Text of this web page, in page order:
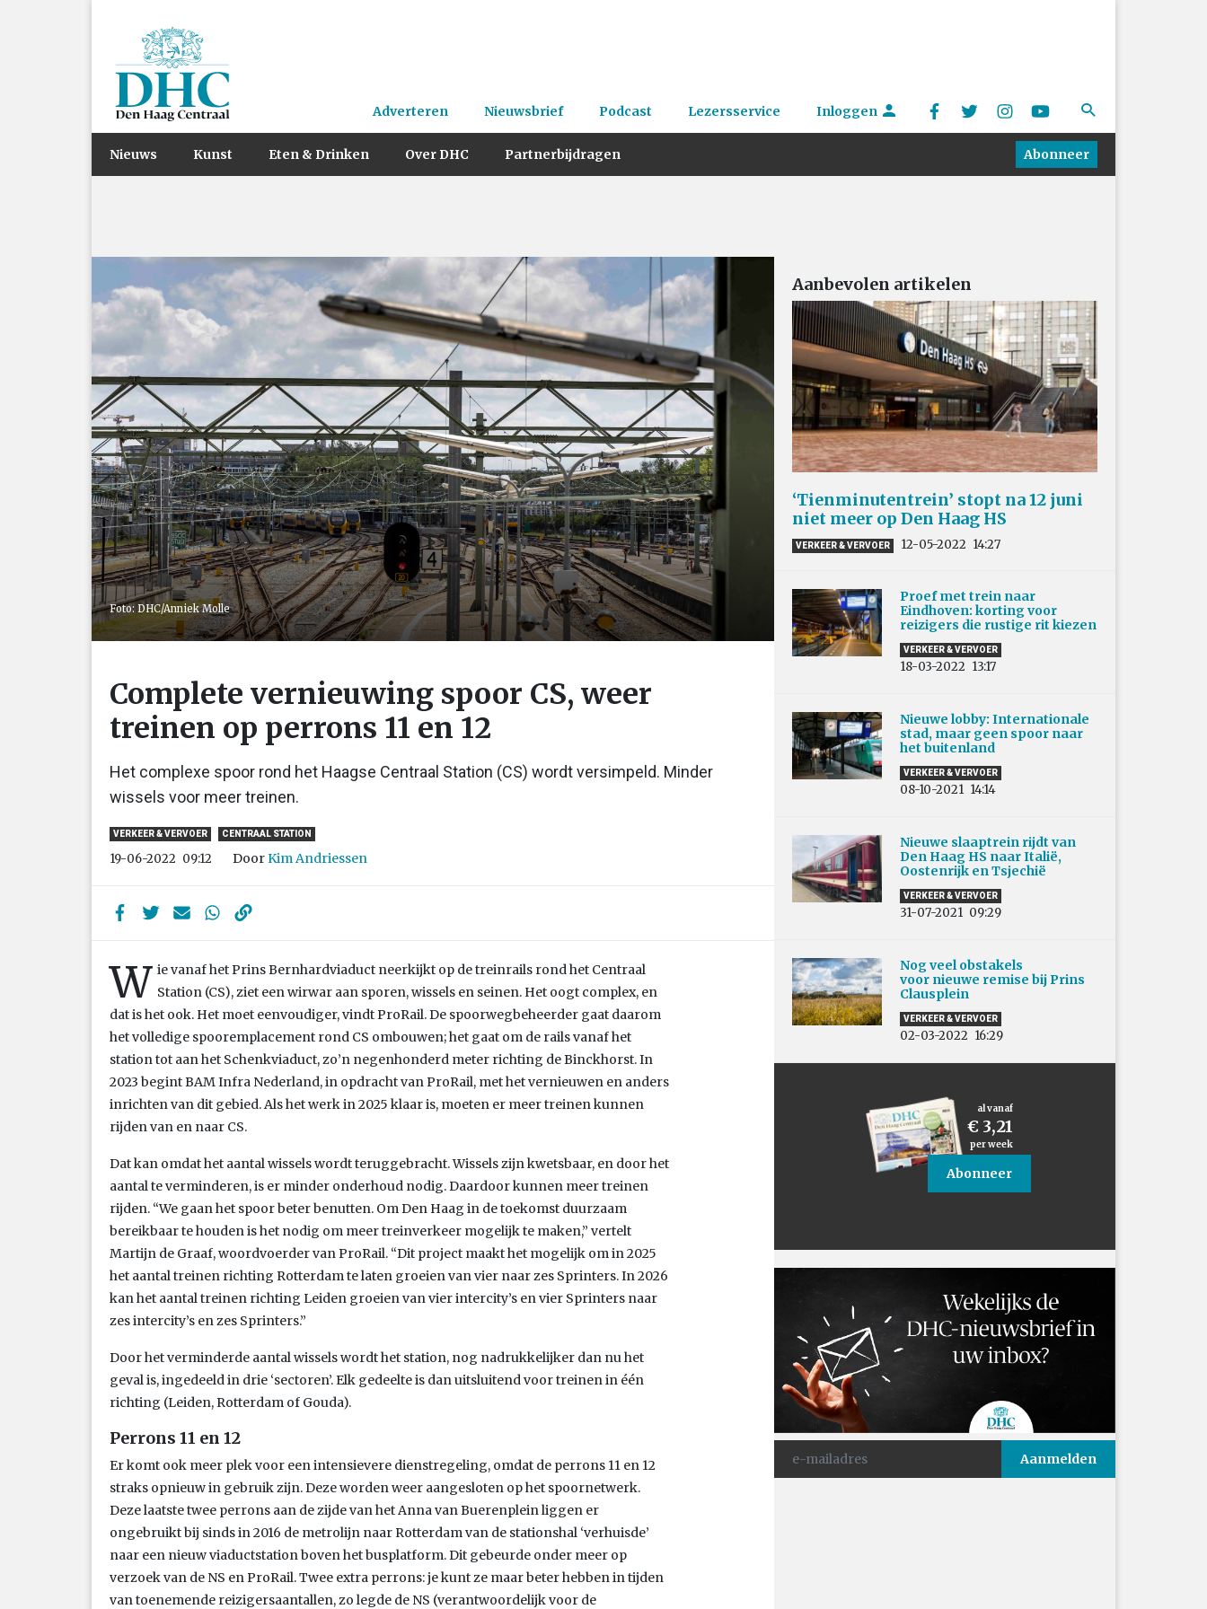
Adverteren Nieuwsbrief Podcast Lezersservice Inloggen
Nieuws Kunst Eten & Drinken Over DHC Partnerbijdragen Abonneer
Foto: DHC/Anniek Molle
Complete vernieuwing spoor CS, weer
treinen op perrons 11 en 12
Het complexe spoor rond het Haagse Centraal Station (CS) wordt versimpeld. Minder
wissels voor meer treinen.
VERKEER & VERVOER CENTRAAL STATION
19-06-2022 09:12 DoorKim Andriessen
W ie vanaf het Prins Bernhardviaduct neerkijkt op de treinrails rond het Centraal
Station (CS), ziet een wirwar aan sporen, wissels en seinen. Het oogt complex, en
dat is het ook. Het moet eenvoudiger, vindt ProRail. De spoorwegbeheerder gaat daarom
het volledige spooremplacement rond CS ombouwen; het gaat om de rails vanaf het
station tot aan het Schenkviaduct, zo’n negenhonderd meter richting de Binckhorst. In
2023 begint BAM Infra Nederland, in opdracht van ProRail, met het vernieuwen en anders
inrichten van dit gebied. Als het werk in 2025 klaar is, moeten er meer treinen kunnen
rijden van en naar CS.
Dat kan omdat het aantal wissels wordt teruggebracht. Wissels zijn kwetsbaar, en door het
aantal te verminderen, is er minder onderhoud nodig. Daardoor kunnen meer treinen
rijden. “We gaan het spoor beter benutten. Om Den Haag in de toekomst duurzaam
bereikbaar te houden is het nodig om meer treinverkeer mogelijk te maken,” vertelt
Martijn de Graaf, woordvoerder van ProRail. “Dit project maakt het mogelijk om in 2025
het aantal treinen richting Rotterdam te laten groeien van vier naar zes Sprinters. In 2026
kan het aantal treinen richting Leiden groeien van vier intercity’s en vier Sprinters naar
zes intercity’s en zes Sprinters.”
Door het verminderde aantal wissels wordt het station, nog nadrukkelijker dan nu het
geval is, ingedeeld in drie ‘sectoren’. Elk gedeelte is dan uitsluitend voor treinen in één
richting (Leiden, Rotterdam of Gouda).
Perrons 11 en 12
Er komt ook meer plek voor een intensievere dienstregeling, omdat de perrons 11 en 12
straks opnieuw in gebruik zijn. Deze worden weer aangesloten op het spoornetwerk.
Deze laatste twee perrons aan de zijde van het Anna van Buerenplein liggen er
ongebruikt bij sinds in 2016 de metrolijn naar Rotterdam van de stationshal ‘verhuisde’
naar een nieuw viaductstation boven het busplatform. Dit gebeurde onder meer op
verzoek van de NS en ProRail. Twee extra perrons: je kunt ze maar beter hebben in tijden
van toenemende reizigersaantallen, zo legde de NS (verantwoordelijk voor de
Aanbevolen artikelen
‘Tienminutentrein’ stopt na 12 juni
niet meer op Den Haag HS
VERKEER & VERVOER 12-05-2022 14:27
Proef met trein naar
Eindhoven: korting voor
reizigers die rustige rit kiezen
VERKEER & VERVOER
18-03-2022 13:17
Nieuwe lobby: Internationale
stad, maar geen spoor naar
het buitenland
VERKEER & VERVOER
08-10-2021 14:14
Nieuwe slaaptrein rijdt van
Den Haag HS naar Italië,
Oostenrijk en Tsjechië
VERKEER & VERVOER
31-07-2021 09:29
Nog veel obstakels
voor nieuwe remise bij Prins
Clausplein
VERKEER & VERVOER
02-03-2022 16:29
al vanaf
€ 3,21
per week
Abonneer